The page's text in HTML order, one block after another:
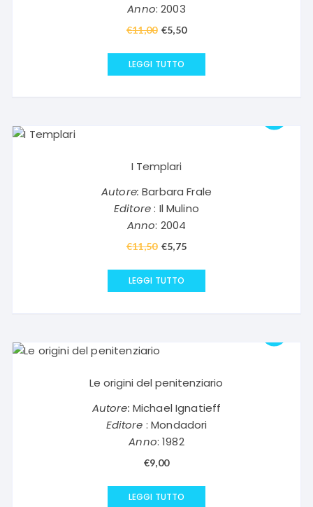
Anno: 2003
€11,00 Il
originale
€5,50Il
LEGGI TUTTO
I Templari
Autore: Barbara Frale
Editore: Il Mulino
Anno: 2004
€11,50 Il
originale
€5,75Il
LEGGI TUTTO
Le origini del penitenziario
Autore: Michael Ignatieff
Editore : Mondadori
Anno: 1982
€9,00
LEGGI TUTTO